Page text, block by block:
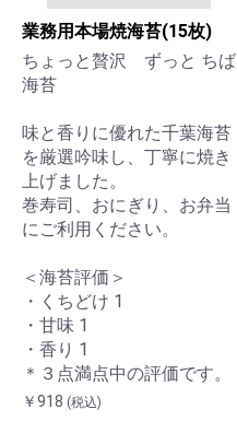
業務用本場焼海苔(15枚)
ちょっと贅沢 ずっと ちば
海苔
味と香りに優れた千葉海苔
を厳選吟味し、丁寧に焼き
上げました。
巻寿司、おにぎり、お弁当
にご利用ください。
＜海苔評価＞
・くちどけ 1
・甘味 1
・香り 1
＊３点満点中の評価です。
￥918 (税込)